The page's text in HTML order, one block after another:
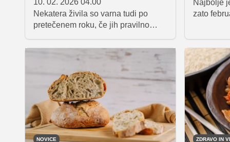
Nekatera živila so varna tudi po
pretečenem roku, če jih pravilno
Najbolje
zato
zelje,
citrusi in
je
aprilu ali
drugih
tudi
katerimi
zelenjavo
NOVICE ZDRAVO IN